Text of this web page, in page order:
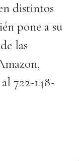
distintos
pone a su
las
722-148-